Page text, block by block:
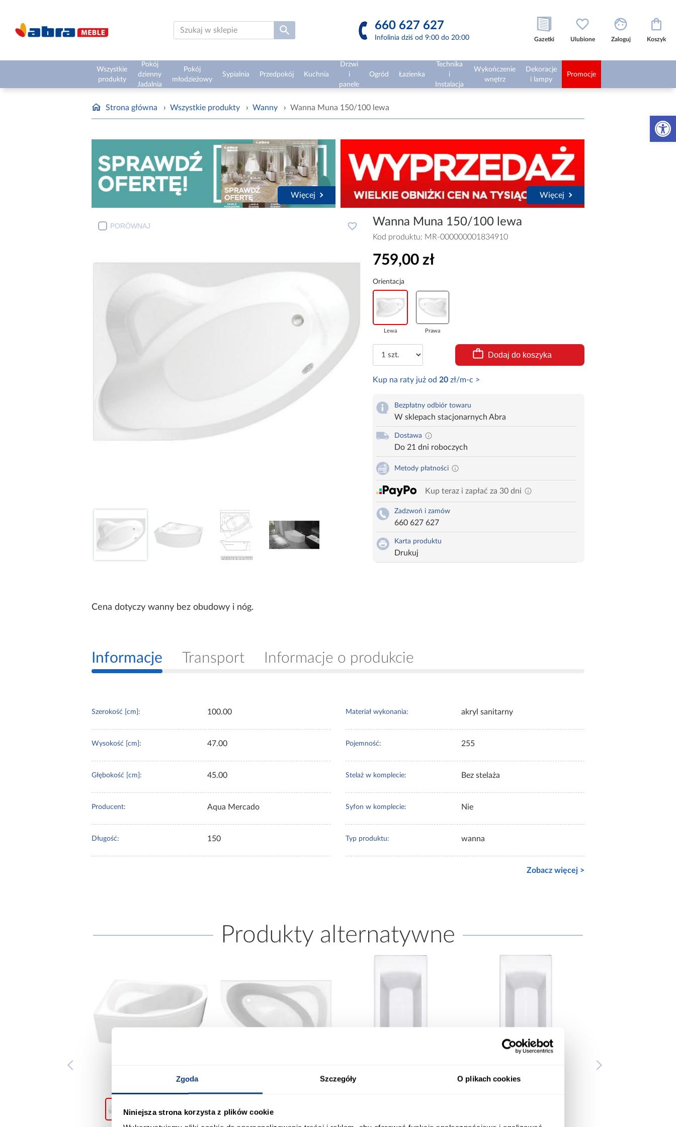
Zgoda Szczegóły O plikach cookies
Niniejsza strona korzysta z plików cookie
Otwórz
660 627 627
Infolinia dziś od 9:00 do 20:00 Gazetki Ulubione Zaloguj Koszyk
Wszystkie
produkty
Pokój
dzienny
Jadalnia
Pokój
młodzieżowy
Sypialnia Przedpokój Kuchnia
Drzwi
i
panele
Ogród Łazienka
Technika
i
Instalacja
Wykończenie
wnętrz
Dekoracje
i lampy
Promocje
Strona główna › Wszystkie produkty › Wanny › Wanna Muna 150/100 lewa
Więcej Więcej
PORÓWNAJ Wanna Muna 150/100 lewa
Kod produktu: MR-000000001834910
759,00 zł
Orientacja
Lewa Prawa
Dodaj do koszyka
Kup na raty już od 20zł/m-c >
Bezpłatny odbiór towaru
W sklepach stacjonarnych Abra
Dostawa
Do 21 dni roboczych
Metody płatności
Kup teraz i zapłać za 30 dni
Zadzwoń i zamów
660 627 627
Karta produktu
Drukuj
Cena dotyczy wanny bez obudowy i nóg.
Informacje Transport Informacje o produkcie
Szerokość [cm]: 100.00
Wysokość [cm]: 47.00
Głębokość [cm]: 45.00
Producent: Aqua Mercado
Długość: 150
Materiał wykonania: akryl sanitarny
Pojemność: 255
Stelaż w komplecie: Bez stelaża
Syfon w komplecie: Nie
Typ produktu: wanna
Zobacz więcej >
Produkty alternatywne